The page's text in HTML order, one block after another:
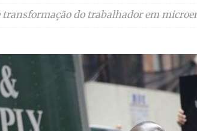
transformação do trabalhador em